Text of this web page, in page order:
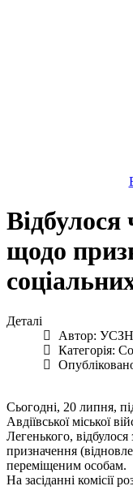
Відбулося
щодо
Деталі
Автор: УСЗН
Категорія:
Сьогодні, 20 липня,
Авдіївської міської
Легенького, відбулося
призначення
переміщеним особам.
На засіданні комісії